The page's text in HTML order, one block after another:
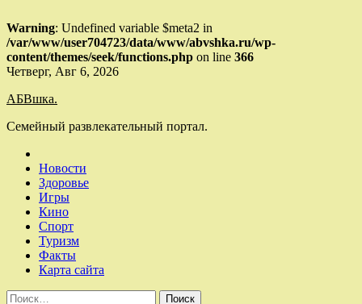
Warning: Undefined variable $meta2 in
/var/www/user704723/data/www/abvshka.ru/wp-
content/themes/seek/functions.php on line 366
Skip
content
Четверг, Авг 6, 2026
АБВшка.
Семейный развлекательный портал.
Новости
Здоровье
Игры
Кино
Спорт
Туризм
Факты
Карта сайта
Найти: